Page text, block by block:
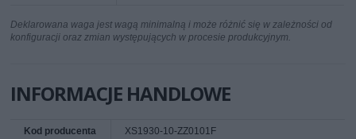
Deklarowana waga jest wagą minimalną i może różnić się w zależności od
konfiguracji oraz zmian występujących w procesie produkcyjnym.
INFORMACJE HANDLOWE
Kod producenta XS1930-10-ZZ0101F